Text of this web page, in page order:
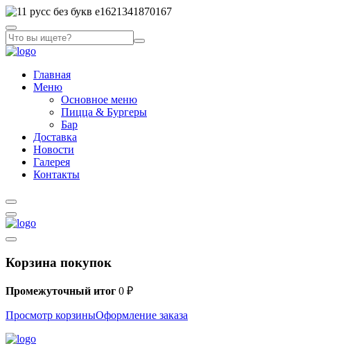
Главная
Меню
Основное меню
Пицца & Бургеры
Бар
Доставка
Новости
Галерея
Контакты
Корзина покупок
Промежуточный итог 0 ₽
Просмотр корзиныОформление заказа